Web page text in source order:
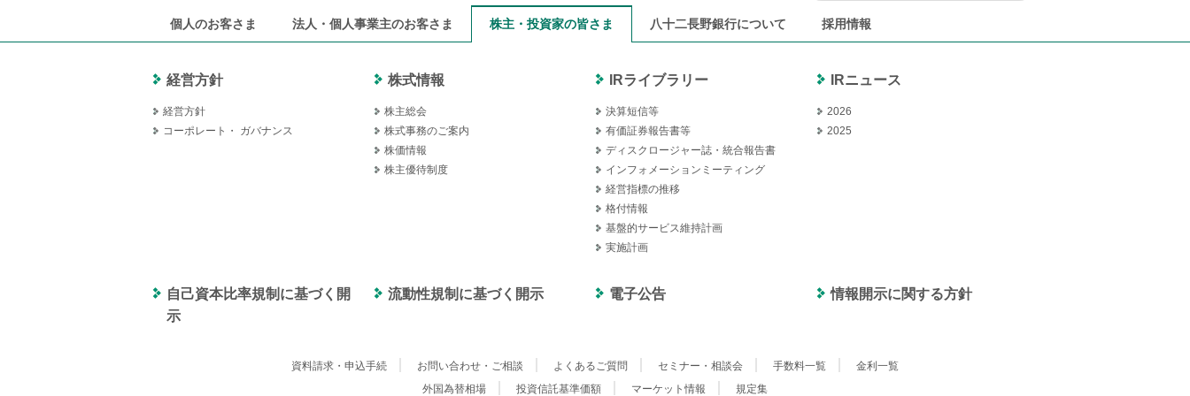
個人のお客さま 法人・個人事業主のお客さま 株主・投資家の皆さま 八十二長野銀行について 採用情報
経営方針
経営方針
コーポレート・ ガバナンス
株式情報
株主総会
株式事務のご案内
株価情報
株主優待制度
IRライブラリー
決算短信等
有価証券報告書等
ディスクロージャー誌・統合報告書
インフォメーションミーティング
経営指標の推移
格付情報
基盤的サービス維持計画
実施計画
IRニュース
2026
2025
自己資本比率規制に基づく開
示
流動性規制に基づく開示 電子公告 情報開示に関する方針
資料請求・申込手続 お問い合わせ・ご相談 よくあるご質問 セミナー・相談会 手数料一覧
金利一覧
外国為替相場
投資信託基準価額 マーケット情報 規定集